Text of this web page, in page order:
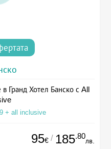
Гранд Хотел Банско с All
+ all inclusive
95€ / 185.80
лв.